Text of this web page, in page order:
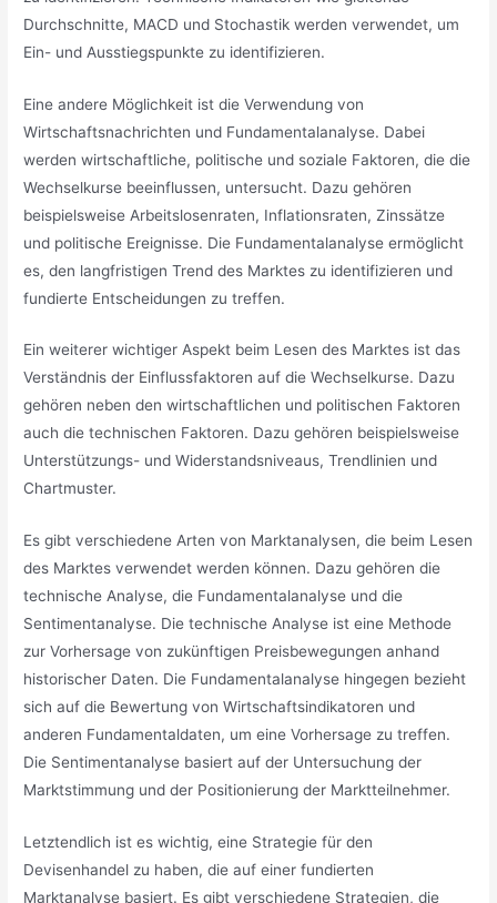
Durchschnitte, MACD und Stochastik werden verwendet, um
Ein- und Ausstiegspunkte zu identifizieren.
Eine andere Möglichkeit ist die Verwendung von
Wirtschaftsnachrichten und Fundamentalanalyse. Dabei
werden wirtschaftliche, politische und soziale Faktoren, die die
Wechselkurse beeinflussen, untersucht. Dazu gehören
beispielsweise Arbeitslosenraten, Inflationsraten, Zinssätze
und politische Ereignisse. Die Fundamentalanalyse ermöglicht
es, den langfristigen Trend des Marktes zu identifizieren und
fundierte Entscheidungen zu treffen.
Ein weiterer wichtiger Aspekt beim Lesen des Marktes ist das
Verständnis der Einflussfaktoren auf die Wechselkurse. Dazu
gehören neben den wirtschaftlichen und politischen Faktoren
auch die technischen Faktoren. Dazu gehören beispielsweise
Unterstützungs- und Widerstandsniveaus, Trendlinien und
Chartmuster.
Es gibt verschiedene Arten von Marktanalysen, die beim Lesen
des Marktes verwendet werden können. Dazu gehören die
technische Analyse, die Fundamentalanalyse und die
Sentimentanalyse. Die technische Analyse ist eine Methode
zur Vorhersage von zukünftigen Preisbewegungen anhand
historischer Daten. Die Fundamentalanalyse hingegen bezieht
sich auf die Bewertung von Wirtschaftsindikatoren und
anderen Fundamentaldaten, um eine Vorhersage zu treffen.
Die Sentimentanalyse basiert auf der Untersuchung der
Marktstimmung und der Positionierung der Marktteilnehmer.
Letztendlich ist es wichtig, eine Strategie für den
Devisenhandel zu haben, die auf einer fundierten
Marktanalyse basiert. Es gibt verschiedene Strategien, die